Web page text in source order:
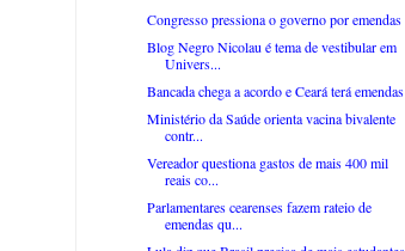
Congresso pressiona o governo por emendas
Blog Negro Nicolau é tema de vestibular em
Univers...
Bancada chega a acordo e Ceará terá emendas
Ministério da Saúde orienta vacina bivalente
contr...
Vereador questiona gastos de mais 400 mil
reais co...
Parlamentares cearenses fazem rateio de
emendas qu...